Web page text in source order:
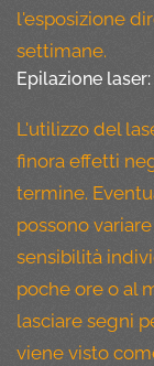
l'esposizione
settimane.
Epilazione
L'utilizzo del
finora effetti
termine.
possono
sensibilità
poche ore o al
lasciare segni
viene visto